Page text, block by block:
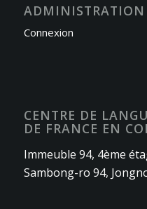
ADMINISTRATION
Connexion
CENTRE DE
DE FRANCE EN
Immeuble 94, 4ème
Sambong-ro 94,